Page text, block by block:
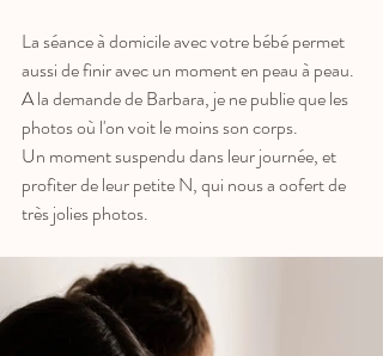
La séance à domicile avec votre bébé permet
aussi de finir avec un moment en peau à peau.
A la demande de Barbara, je ne publie que les
photos où l'on voit le moins son corps.
Un moment suspendu dans leur journée, et
profiter de leur petite N, qui nous a oofert de
très jolies photos.